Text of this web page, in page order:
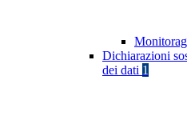
Dichiarazioni
dei dati 1